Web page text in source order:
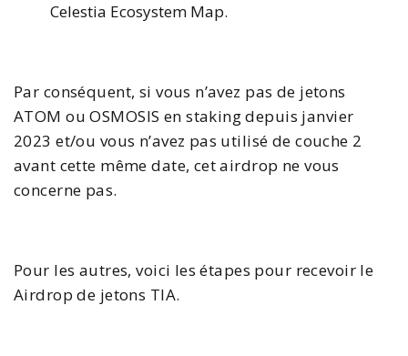
Celestia Ecosystem Map.
Par conséquent, si vous n’avez pas de jetons
ATOM ou OSMOSIS en staking depuis janvier
2023 et/ou vous n’avez pas utilisé de couche 2
avant cette même date, cet airdrop ne vous
concerne pas.
Pour les autres, voici les étapes pour recevoir le
Airdrop de jetons TIA.